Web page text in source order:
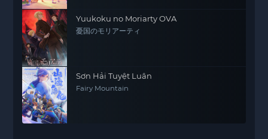
Yuukoku no Moriarty OVA
憂国のモリアーティ
Sơn Hải Tuyệt Luân
Fairy Mountain